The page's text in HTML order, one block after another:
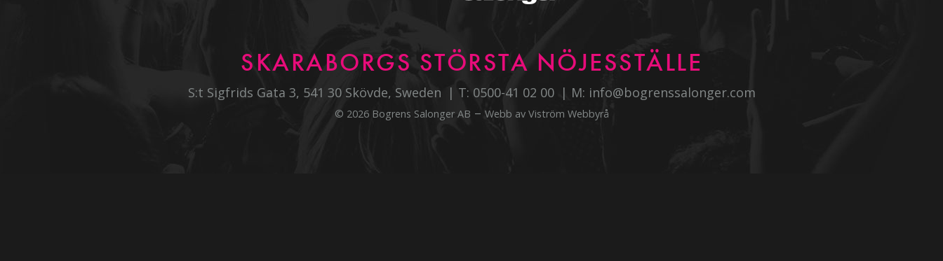
SKARABORGS STÖRSTA NÖJESSTÄLLE
S:t Sigfrids Gata 3, 541 30 Skövde, Sweden T: 0500-41 02 00 M: info@bogrenssalonger.com
© 2026 Bogrens Salonger AB – Webb av Viström Webbyrå